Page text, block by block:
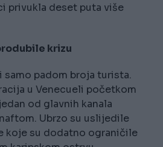
privukla deset puta više
krizu
padom broja turista.
u Venecueli početkom
od glavnih kanala
Ubrzo su uslijedile
koje su dodatno ograničile